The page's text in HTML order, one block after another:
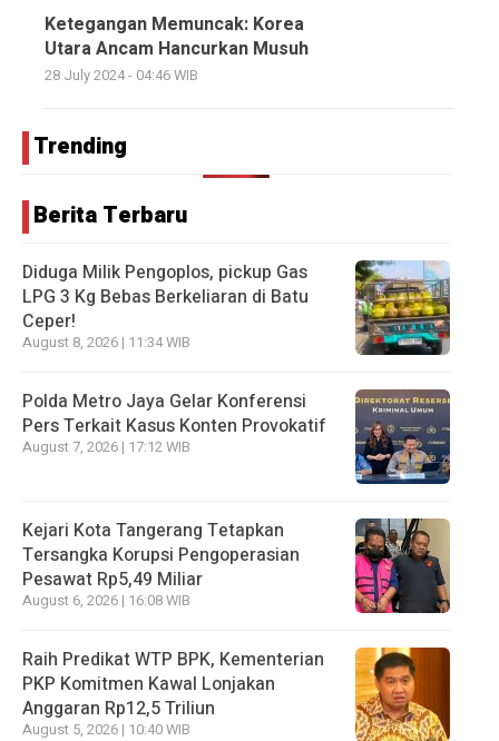
Ketegangan Memuncak: Korea
Utara Ancam Hancurkan Musuh
28 July 2024 - 04:46 WIB
Trending
Berita Terbaru
Diduga Milik Pengoplos, pickup Gas
LPG 3 Kg Bebas Berkeliaran di Batu
Ceper!
August 8, 2026 | 11:34 WIB
Polda Metro Jaya Gelar Konferensi
Pers Terkait Kasus Konten Provokatif
August 7, 2026 | 17:12 WIB
Kejari Kota Tangerang Tetapkan
Tersangka Korupsi Pengoperasian
Pesawat Rp5,49 Miliar
August 6, 2026 | 16:08 WIB
Raih Predikat WTP BPK, Kementerian
PKP Komitmen Kawal Lonjakan
Anggaran Rp12,5 Triliun
August 5, 2026 | 10:40 WIB